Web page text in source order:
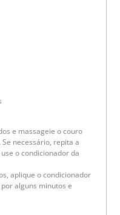
e massageie o couro
necessário, repita a
o condicionador da
aplique o condicionador
alguns minutos e